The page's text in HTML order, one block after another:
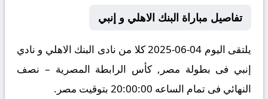
تفاصيل مباراة البنك الاهلي و إنبي
يلتقى اليوم 04-06-2025 كلا من نادى البنك الاهلي و نادي
إنبي فى بطولة مصر, كأس الرابطة المصرية – نصف
النهائي فى تمام الساعه 20:00:00 بتوقيت مصر.